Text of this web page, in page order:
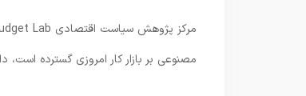
مصنوعی بر بازار کار امروزی گسترده